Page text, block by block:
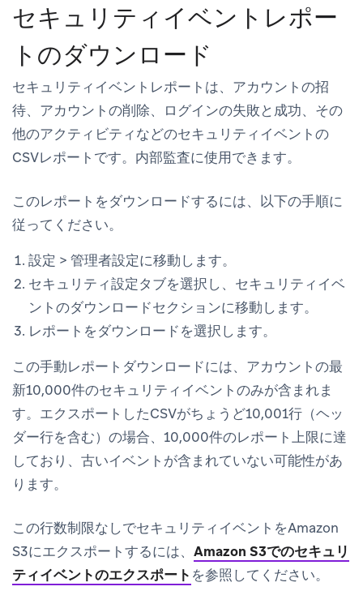
セキュリティイベントレポー
トのダウンロード
セキュリティイベントレポートは、アカウントの招
待、アカウントの削除、ログインの失敗と成功、その
他のアクティビティなどのセキュリティイベントの
CSVレポートです。内部監査に使用できます。
このレポートをダウンロードするには、以下の手順に
従ってください。
設定 > 管理者設定に移動します。
セキュリティ設定タブを選択し、 セキュリティイベ
ントのダウンロードセクションに移動します。
レポートをダウンロードを選択します。
この手動レポートダウンロードには、アカウントの最
新10,000件のセキュリティイベントのみが含まれま
す。エクスポートしたCSVがちょうど10,001行（ヘッ
ダー行を含む）の場合、10,000件のレポート上限に達
しており、古いイベントが含まれていない可能性があ
ります。
この行数制限なしでセキュリティイベントをAmazon
S3にエクスポートするには、 Amazon S3でのセキュリ
ティイベントのエクスポート を参照してください。